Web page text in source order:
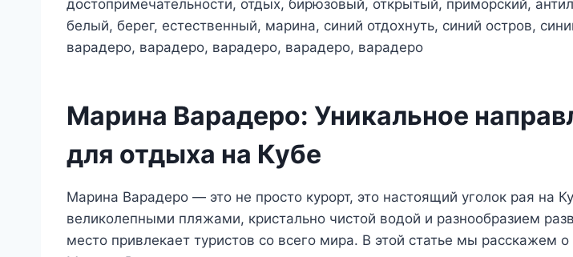
Марина Варадеро: Уникальное
для отдыха на Кубе
Марина Варадеро — это не просто курорт, это настоящий уголок рая на
великолепными пляжами, кристально чистой водой и разнообразием
место привлекает туристов со всего мира. В этой статье мы расскажем